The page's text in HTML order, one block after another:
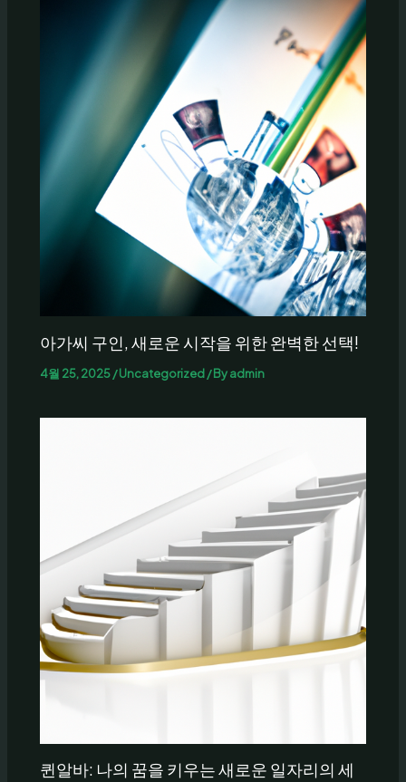
아가씨 구인, 새로운 시작을 위한 완벽한 선택!
4월 25, 2025/Uncategorized/ Byadmin
퀸알바: 나의 꿈을 키우는 새로운 일자리의 세